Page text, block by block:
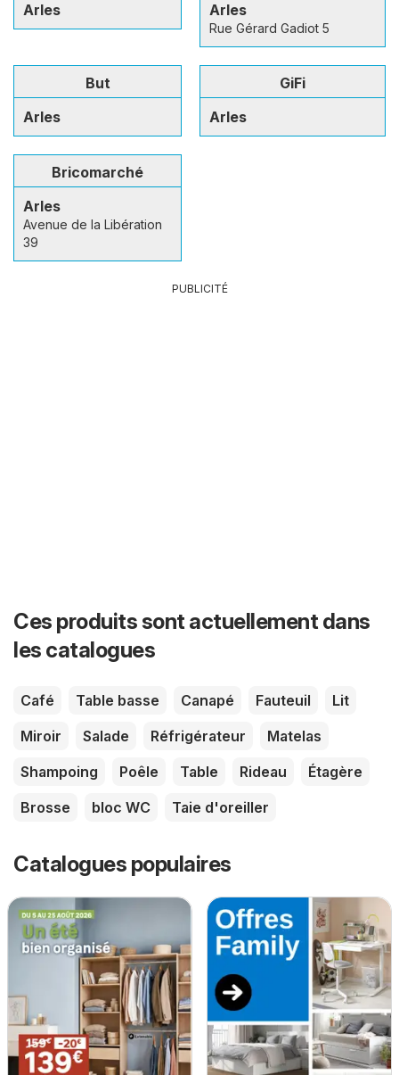
Arles
Arles
Rue Gérard Gadiot 5
But
Arles
GiFi
Arles
Bricomarché
Arles
Avenue de la Libération
39
PUBLICITÉ
Ces produits sont actuellement dans
les catalogues
Café Table basse Canapé Fauteuil
Lit
Miroir
Salade Réfrigérateur
Matelas
Shampoing
Poêle Table Rideau
Étagère
Brosse
bloc WC Taie d'oreiller
Catalogues populaires